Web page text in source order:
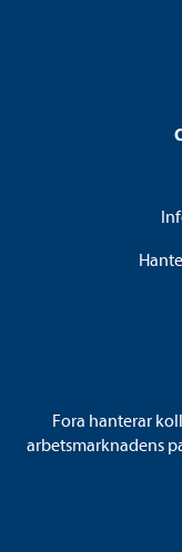
Fora hanterar
arbetsmarknadens